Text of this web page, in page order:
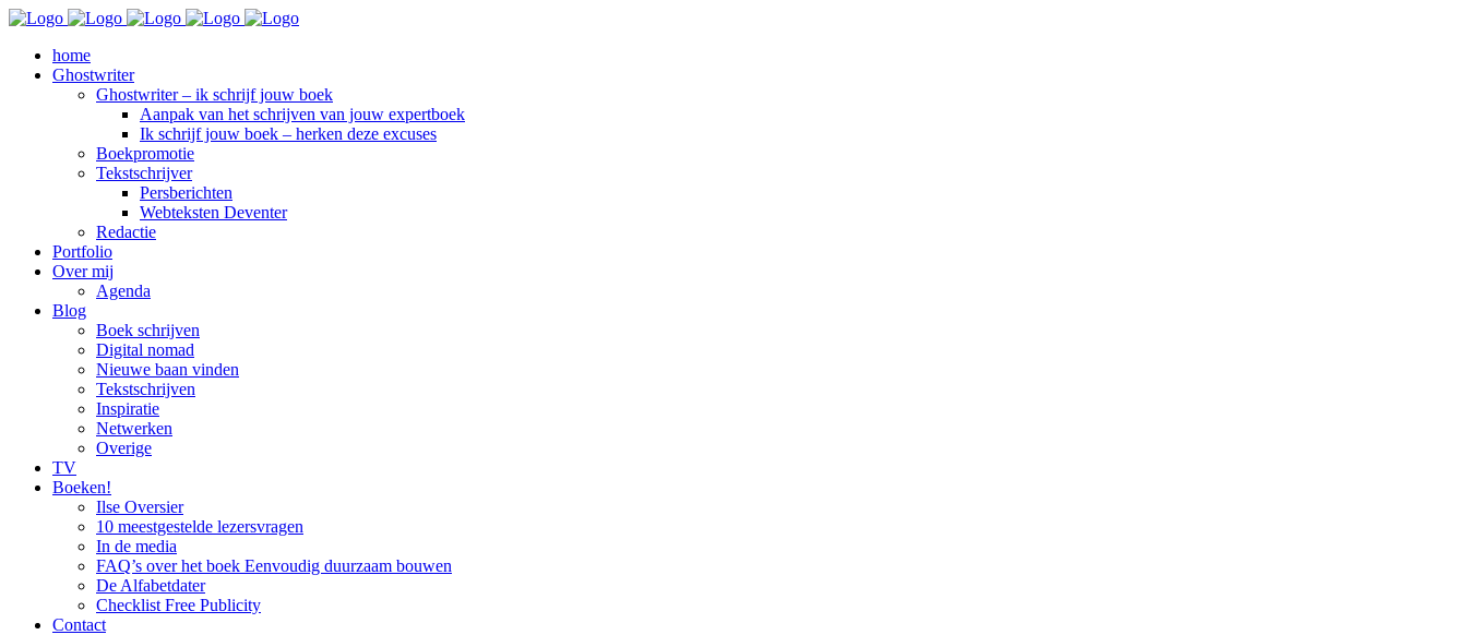
home
Ghostwriter
Ghostwriter – ik schrijf jouw boek
Aanpak van het schrijven van jouw expertboek
Ik schrijf jouw boek – herken deze excuses
Boekpromotie
Tekstschrijver
Persberichten
Webteksten Deventer
Redactie
Portfolio
Over mij
Agenda
Blog
Boek schrijven
Digital nomad
Nieuwe baan vinden
Tekstschrijven
Inspiratie
Netwerken
Overige
TV
Boeken!
Ilse Oversier
10 meestgestelde lezersvragen
In de media
FAQ’s over het boek Eenvoudig duurzaam bouwen
De Alfabetdater
Checklist Free Publicity
Contact